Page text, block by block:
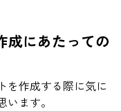
成にあたっての
を作成する際に気に
ます。